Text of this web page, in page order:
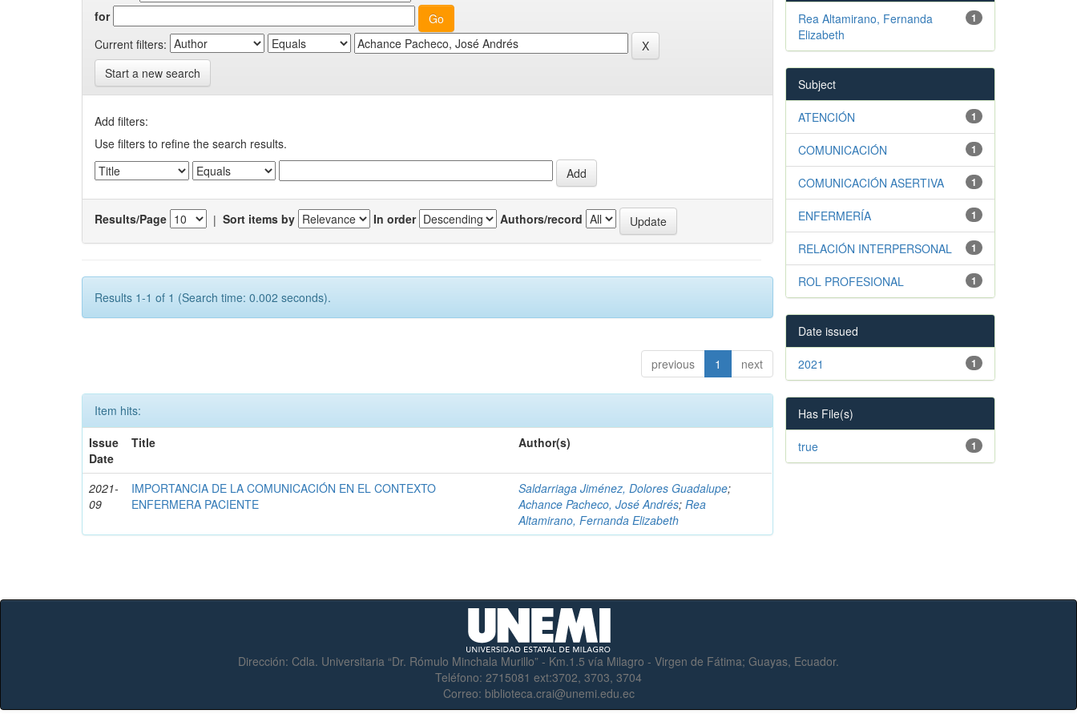
for
Current filters:
Start a new search
Add filters:
Use filters to refine the search results.
Results/Page | Sort items by In order Authors/record
Results 1-1 of 1 (Search time: 0.002 seconds).
previous 1 next
Item hits:
Issue
Date
Title Author(s)
2021-
09
IMPORTANCIA DE LA COMUNICACIÓN EN EL CONTEXTO
ENFERMERA PACIENTE
Saldarriaga Jiménez, Dolores Guadalupe;
Achance Pacheco, José Andrés; Rea
Altamirano, Fernanda Elizabeth
1
Rea Altamirano, Fernanda
Elizabeth
Subject
1
ATENCIÓN
1
COMUNICACIÓN
1
COMUNICACIÓN ASERTIVA
1
ENFERMERÍA
1
RELACIÓN INTERPERSONAL
1
ROL PROFESIONAL
Date issued
1
2021
Has File(s)
1
true
Dirección: Cdla. Universitaria “Dr. Rómulo Minchala Murillo” - Km.1.5 vía Milagro - Virgen de Fátima; Guayas, Ecuador.
Teléfono: 2715081 ext:3702, 3703, 3704
Correo: biblioteca.crai@unemi.edu.ec